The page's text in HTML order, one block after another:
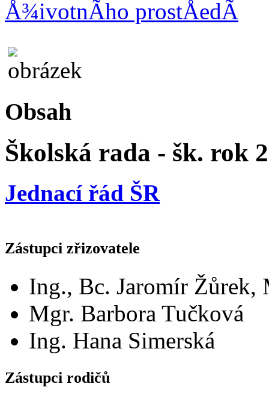
Obsah
Školská rada - šk. rok
Jednací řád ŠR
Zástupci zřizovatele
Ing., Bc. Jaromír Žůrek,
Mgr. Barbora Tučková
Ing. Hana Simerská
Zástupci rodičů